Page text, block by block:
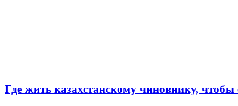
Где жить казахстанскому чиновнику,